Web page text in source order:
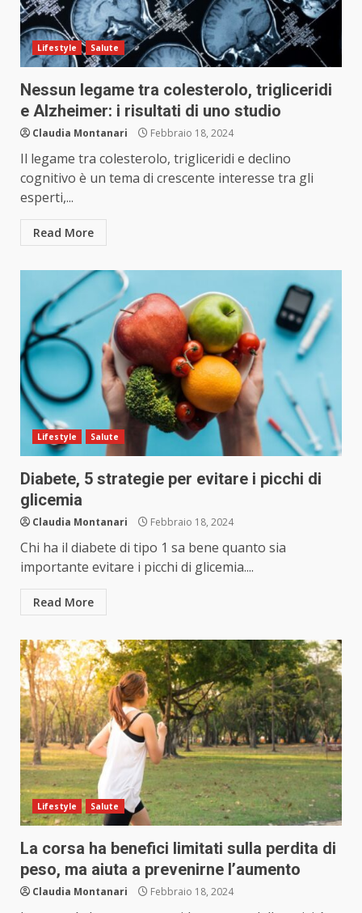
Lifestyle Salute
Nessun legame tra colesterolo, trigliceridi
e Alzheimer: i risultati di uno studio
Claudia Montanari Febbraio 18, 2024
Il legame tra colesterolo, trigliceridi e declino
cognitivo è un tema di crescente interesse tra gli
esperti,...
Read More
Lifestyle Salute
Diabete, 5 strategie per evitare i picchi di
glicemia
Claudia Montanari Febbraio 18, 2024
Chi ha il diabete di tipo 1 sa bene quanto sia
importante evitare i picchi di glicemia....
Read More
Lifestyle Salute
La corsa ha benefici limitati sulla perdita di
peso, ma aiuta a prevenirne l’aumento
Claudia Montanari Febbraio 18, 2024